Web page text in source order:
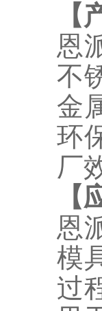
【
恩
不
金
环
厂
【
恩
模
过